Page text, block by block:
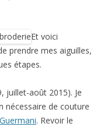
, le16 août 2015
part?